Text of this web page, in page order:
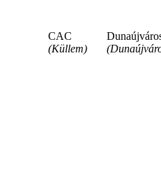
CAC
(Küllem)